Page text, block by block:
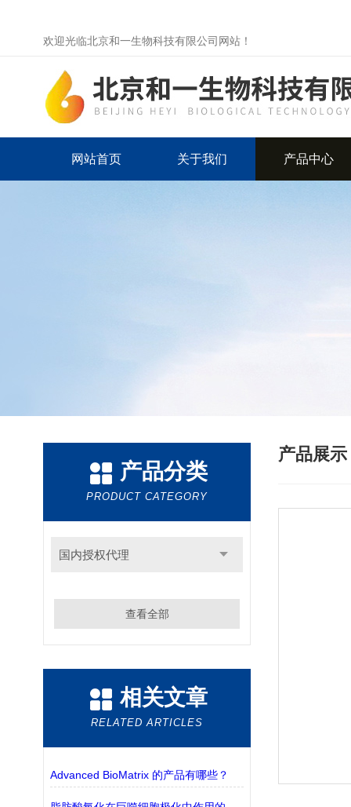
欢迎光临北京和一生物科技有限公司网站！
网站首页 关于我们 产品中心
产品分类
PRODUCT CATEGORY
国内授权代理
查看全部
相关文章
RELATED ARTICLES
Advanced BioMatrix 的产品有哪些？
产品展示